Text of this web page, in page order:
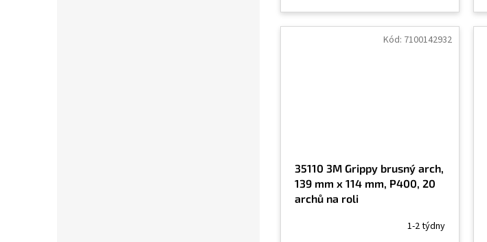
35110 3M Grippy brusný arch,
139 mm x 114 mm, P400, 20
archů na roli
1-2 týdny
Kód: 7100142932